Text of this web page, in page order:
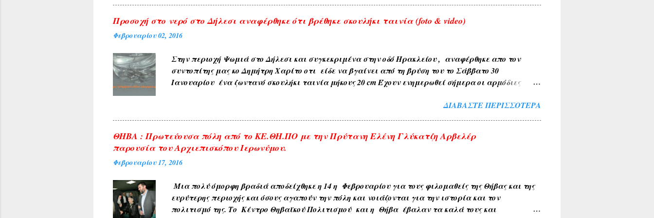
Προσοχή στο νερό στο Δήλεσι αναφέρθηκε ότι βρέθηκε σκουλήκι ταινία (foto & video)
Φεβρουαρίου 02, 2016
Στην περιοχή Ψωμιά στο Δήλεσι και συγκεκριμένα στην οδό Ηρακλείου , αναφέρθηκε απο τον
συντοπίτης μας κο Δημήτρη Χαρίτο οτι είδε να βγαίνει από τη βρύση του το Σάββατο 30
Ιανουαρίου ένα ζωντανό σκουλήκι ταινία μήκους 20 cm Έχουν ενημερωθεί σήμερα οι αρμόδιες
ανακοινώνεται με κάθε επιφύλαξη ώστε να είμαστε προσεκτικότεροι μέχρι την τελική διερεύνηση
δικαιώματα παρακαλώ ενημερώστε με για την αφαίρεση τους. Αναρτήσεις η αναδημοσιεύσεις,
από άλλες πηγές που αναρτώνται σε αυτό το blog εκφράζουν αυτούς που τα υπογραφούν. Σχόλια
που δημοσιεύονται σε αυτό το blog εκφράζουν αυτούς που τα γράφουν.
ΔΙΑΒΆΣΤΕ ΠΕΡΙΣΣΌΤΕΡΑ
ΘΗΒΑ : Πρωτεύουσα πόλη από το ΚΕ.ΘΗ.ΠΟ με την Πρύτανη Ελένη Γλύκατζη Αρβελέρ
παρουσία του Αρχιεπισκόπου Ιερωνύμου.
Φεβρουαρίου 17, 2016
Μια πολύ όμορφη βραδιά αποδείχθηκε η 14 η Φεβρουαρίου για τους φιλομαθείς της Θήβας και της
ευρύτερης περιοχής και όσους αγαπούν την πόλη και νοιάζονται για την ιστορία και τον
πολιτισμό της. Το Κέντρο Θηβαϊκού Πολιτισμού και η Θήβα έβαλαν τα καλά τους και